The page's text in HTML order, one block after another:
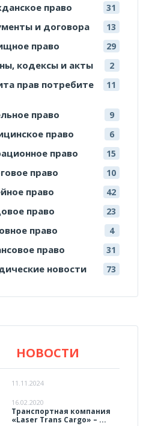
право 31
и договора 13
право 29
кодексы и акты 2
прав потребите
11
право 9
право 6
право 15
право 10
право 42
право 23
право 4
право 31
новости 73
НОВОСТИ
11.11.2024
16.02.2020
Транспортная компания
«Laser Trans Cargo» – ...